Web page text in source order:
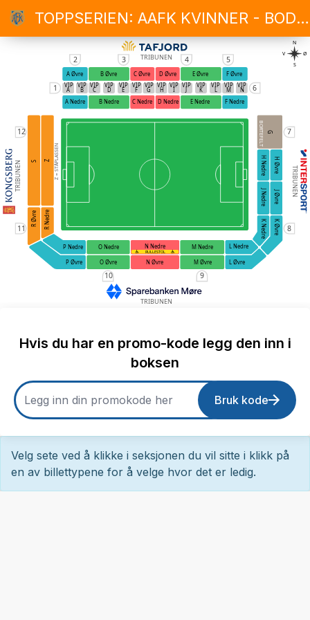
TOPPSERIEN: AAFK KVINNER - BODØ/GLIMT
TRIBUNEN TRIBUNEN
TRIBUNEN
N
S
V Ø
9
10
1
2 3 4 5
6
7
8
12
11
Z = STÅPLASSEN
BORTEFELT
RULLESTOL
TRIBUNEN
A Øvre
A Nedre
B Øvre
B Nedre
C Øvre
C Nedre
D Øvre
D Nedre
E Øvre
E Nedre
F Øvre
F Nedre
G
H Øvre
H Nedre
J Øvre
J Nedre
K Øvre
K Nedre
L Øvre
L Nedre
N Øvre
N Nedre
M Øvre
M Nedre
O Øvre
O Nedre
P Øvre
P Nedre
R Øvre R Nedre
S Z
VIP
A
VIP
B
VIP
C
VIP
D
VIP
E
VIP
F
VIP
G
VIP
H
VIP
I
VIP VIP
K
VIP
L
VIP
M
VIP
N
Hvis du har en promo-kode legg den inn i
boksen
Bruk kode
Velg sete ved å klikke i seksjonen du vil sitte i klikk på
en av billettypene for å velge hvor det er ledig.